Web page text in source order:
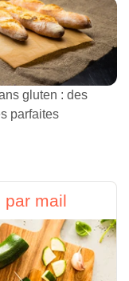
gluten : des
parfaites
par mail